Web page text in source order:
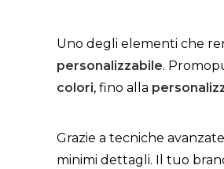
Uno degli elementi che
personalizzabile.
colori, fino alla
Grazie a tecniche
minimi dettagli. Il tuo